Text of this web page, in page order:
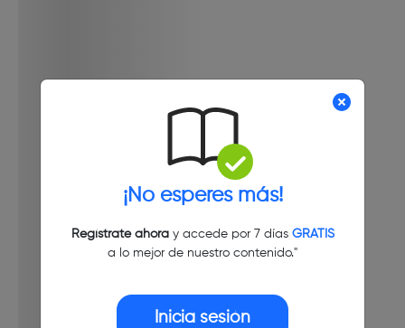
¡No esperes más!
Regístrate ahoray accede por 7 días GRATIS
a lo mejor de nuestro contenido."
Inicia sesión